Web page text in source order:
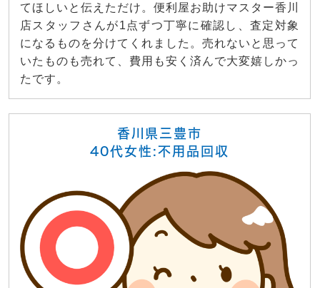
てほしいと伝えただけ。便利屋お助けマスター香川
店スタッフさんが1点ずつ丁寧に確認し、査定対象
になるものを分けてくれました。売れないと思って
いたものも売れて、費用も安く済んで大変嬉しかっ
たです。
香川県三豊市
40代女性:不用品回収